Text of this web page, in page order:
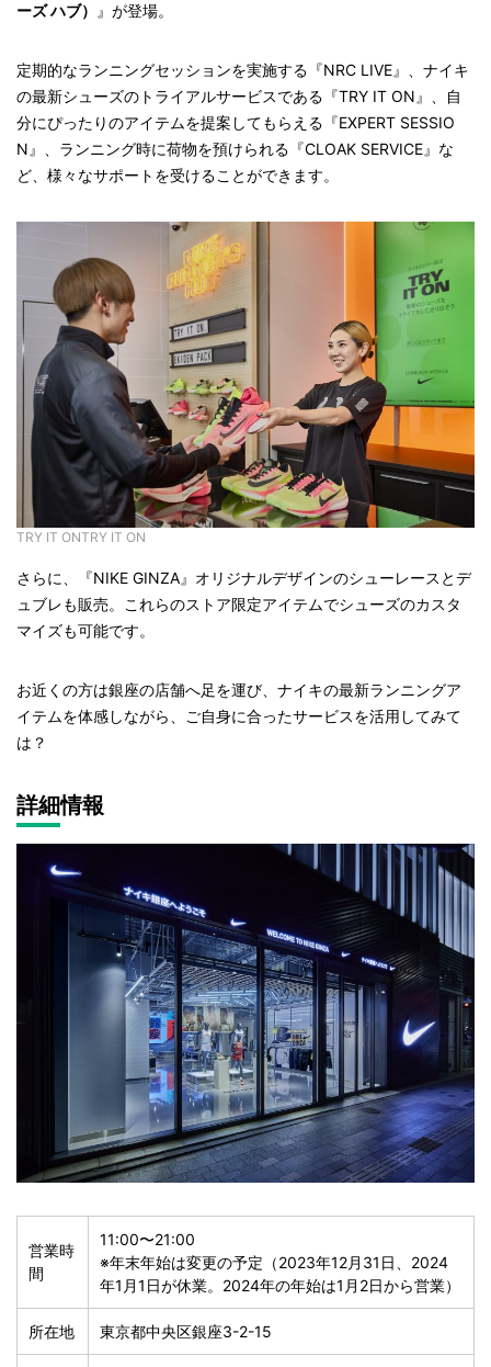
ーズ ハブ）
』が登場。
定期的なランニングセッションを実施する『NRC LIVE』、ナイキ
の最新シューズのトライアルサービスである『TRY IT ON』、自
分にぴったりのアイテムを提案してもらえる『EXPERT SESSIO
N』、ランニング時に荷物を預けられる『CLOAK SERVICE』な
ど、様々なサポートを受けることができます。
TRY IT ONTRY IT ON
さらに、『NIKE GINZA』オリジナルデザインのシューレースとデ
ュブレも販売。これらのストア限定アイテムでシューズのカスタ
マイズも可能です。
お近くの方は銀座の店舗へ足を運び、ナイキの最新ランニングア
イテムを体感しながら、ご自身に合ったサービスを活用してみて
は？
詳細情報
営業時
間
11:00〜21:00
※年末年始は変更の予定（2023年12月31日、2024
年1月1日が休業。2024年の年始は1月2日から営業）
所在地 東京都中央区銀座3-2-15